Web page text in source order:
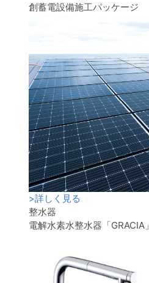
創蓄電設備施工パッケージ
>詳しく見る
整水器
電解水素水整水器「GRACIA」